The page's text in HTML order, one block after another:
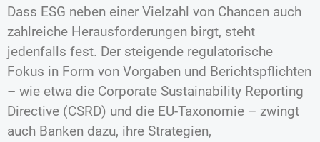
Dass ESG neben einer Vielzahl von Chancen auch
zahlreiche Herausforderungen birgt, steht
jedenfalls fest. Der steigende regulatorische
Fokus in Form von Vorgaben und Berichtspflichten
– wie etwa die Corporate Sustainability Reporting
Directive (CSRD) und die EU-Taxonomie – zwingt
auch Banken dazu, ihre Strategien,